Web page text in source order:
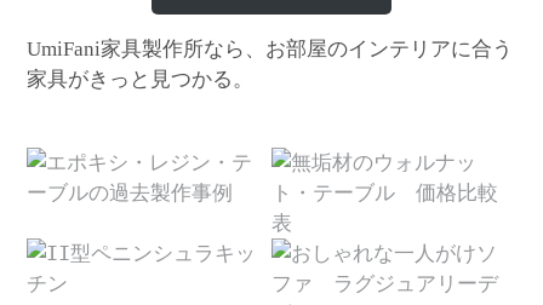
UmiFani家具製作所なら、お部屋のインテリアに合う
家具がきっと見つかる。